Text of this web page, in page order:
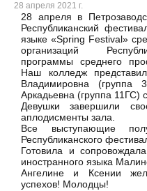
28 апреля 2021 г.
28 апреля в
Республиканский
языке «Spring Festival»
организаций
программы среднего
Наш колледж
Владимировна (группа
Аркадьевна (группа 11ГС)
Девушки завершили
аплодисменты зала.
Все выступающие
Республиканского
Готовила и
иностранного языка
Ангелине и Ксении
успехов! Молодцы!